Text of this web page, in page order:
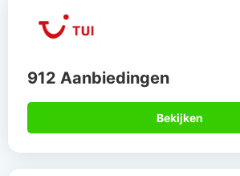
912 Aanbiedingen
Bekijken